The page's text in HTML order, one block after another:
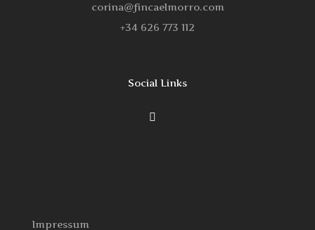
corina@fincaelmorro.com
‭+34 626 773 112‬
Social Links
Impressum